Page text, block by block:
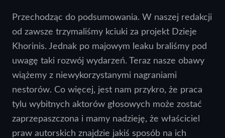
Przechodząc do podsumowania. W naszej redakcji
od zawsze trzymaliśmy kciuki za projekt Dzieje
Khorinis. Jednak po majowym leaku braliśmy pod
uwagę taki rozwój wydarzeń. Teraz nasze obawy
wiążemy z niewykorzystanymi nagraniami
nestorów. Co więcej, jest nam przykro, że praca
tylu wybitnych aktorów głosowych może zostać
zaprzepaszczona i mamy nadzieję, że właściciel
praw autorskich znajdzie jakiś sposób na ich